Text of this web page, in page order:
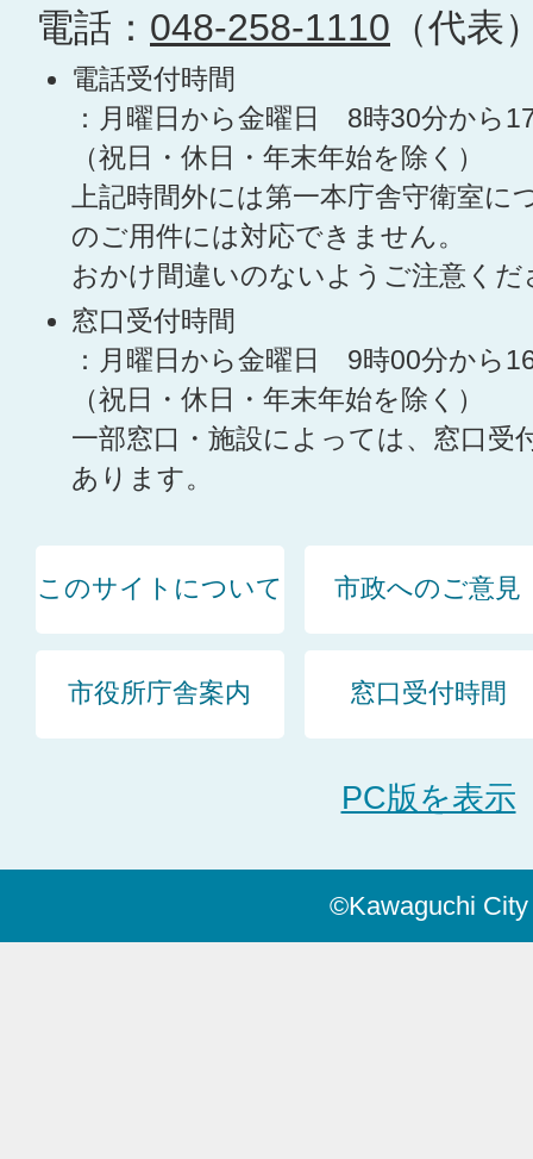
電話： 048-258-1110 （代表
電話受付時間
：月曜日から金曜日 8時30分から
（祝日・休日・年末年始を除く）
上記時間外には第一本庁舎守衛室に
のご用件には対応できません。
おかけ間違いのないようご注意くだ
窓口受付時間
：月曜日から金曜日 9時00分から
（祝日・休日・年末年始を除く）
一部窓口・施設によっては、窓口受
あります。
このサイトについて 市政へのご意見
市役所庁舎案内 窓口受付時間
PC版を表示
©Kawaguchi City